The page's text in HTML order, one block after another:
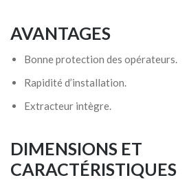
AVANTAGES
Bonne protection des opérateurs.
Rapidité d’installation.
Extracteur intègre.
DIMENSIONS ET
CARACTÉRISTIQUES